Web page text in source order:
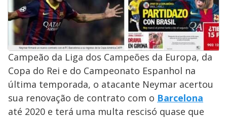
Campeão da Liga dos Campeões da Europa, da
Copa do Rei e do Campeonato Espanhol na
última temporada, o atacante Neymar acertou
sua renovação de contrato com o Barcelona
até 2020 e terá uma multa rescisó quase que